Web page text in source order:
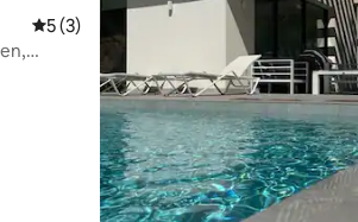
5 av 5 i genomsnittligt betyg, 3 omdömen
5 (3)